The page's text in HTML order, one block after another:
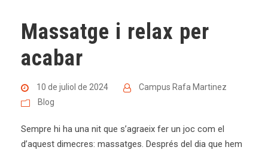
Massatge i relax per
acabar
10 de juliol de 2024
Campus Rafa Martinez
Blog
Sempre hi ha una nit que s’agraeix fer un joc com el
d’aquest dimecres: massatges. Després del dia que hem